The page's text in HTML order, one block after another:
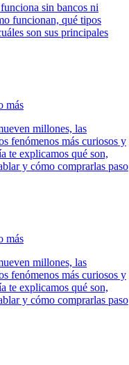
sin bancos ni
funcionan, qué tipos
son sus principales
más
millones, las
fenómenos más curiosos y
te explicamos qué son,
y cómo comprarlas paso
más
millones, las
fenómenos más curiosos y
te explicamos qué son,
y cómo comprarlas paso